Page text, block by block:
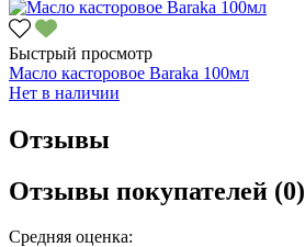
Быстрый просмотр
Масло касторовое Baraka 100мл
Нет в наличии
Отзывы
Отзывы покупателей (0)
Средняя оценка: